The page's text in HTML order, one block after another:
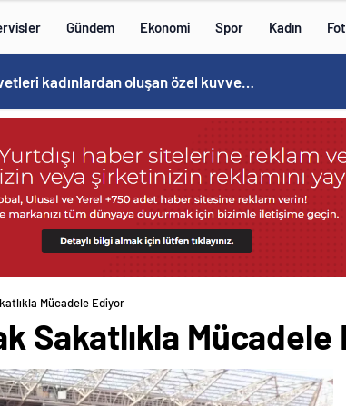
Gündem Ekonomi Spor Kadın
Norweç silahlı kuvvetleri kadınlardan oluşan özel kuvvetler eğitimlerini başlattı.
Mücadele Ediyor
Sakatlıkla Mücadele